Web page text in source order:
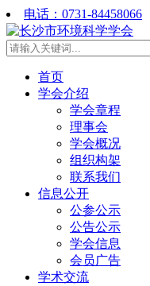
电话：0731-84458066
首页
学会介绍
学会章程
理事会
学会概况
组织构架
联系我们
信息公开
公参公示
公告公示
学会信息
会员广告
学术交流